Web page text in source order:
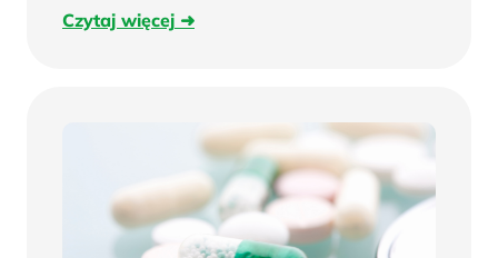
Czytaj więcejCzytaj